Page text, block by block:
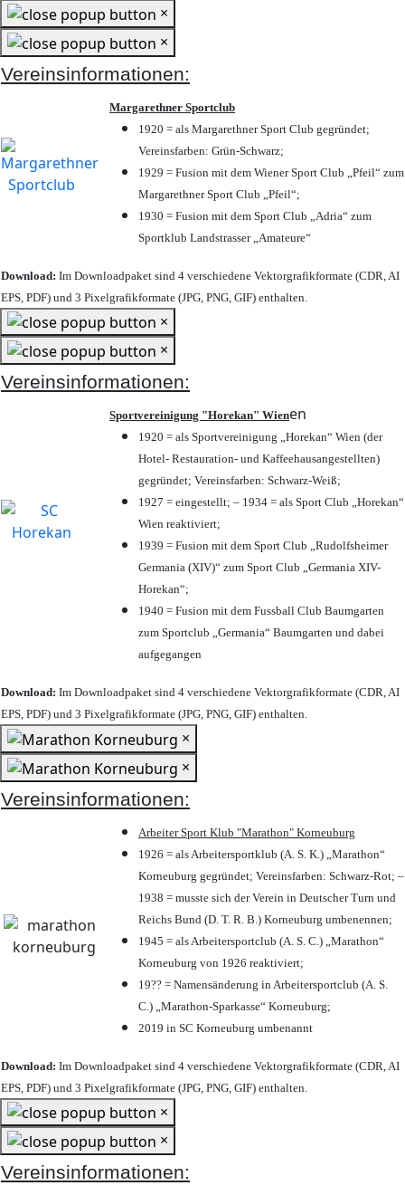
×
×
Vereinsinformationen:
Margarethner Sportclub
1920 = als Margarethner Sport Club gegründet;
Vereinsfarben: Grün-Schwarz;
1929 = Fusion mit dem Wiener Sport Club „Pfeil“ zum
Margarethner Sport Club „Pfeil“;
1930 = Fusion mit dem Sport Club „Adria“ zum
Sportklub Landstrasser „Amateure“
Download: Im Downloadpaket sind 4 verschiedene Vektorgrafikformate (CDR, AI
EPS, PDF) und 3 Pixelgrafikformate (JPG, PNG, GIF) enthalten.
×
×
Vereinsinformationen:
Sportvereinigung "Horekan" Wienen
1920 = als Sportvereinigung „Horekan“ Wien (der
Hotel- Restauration- und Kaffeehausangestellten)
gegründet; Vereinsfarben: Schwarz-Weiß;
1927 = eingestellt; – 1934 = als Sport Club „Horekan“
Wien reaktiviert;
1939 = Fusion mit dem Sport Club „Rudolfsheimer
Germania (XIV)“ zum Sport Club „Germania XIV-
Horekan“;
1940 = Fusion mit dem Fussball Club Baumgarten
zum Sportclub „Germania“ Baumgarten und dabei
aufgegangen
Download: Im Downloadpaket sind 4 verschiedene Vektorgrafikformate (CDR, AI
EPS, PDF) und 3 Pixelgrafikformate (JPG, PNG, GIF) enthalten.
×
×
Vereinsinformationen:
Arbeiter Sport Klub "Marathon" Korneuburg
1926 = als Arbeitersportklub (A. S. K.) „Marathon“
Korneuburg gegründet; Vereinsfarben: Schwarz-Rot; –
1938 = musste sich der Verein in Deutscher Turn und
Reichs Bund (D. T. R. B.) Korneuburg umbenennen;
1945 = als Arbeitersportclub (A. S. C.) „Marathon“
Korneuburg von 1926 reaktiviert;
19?? = Namensänderung in Arbeitersportclub (A. S.
C.) „Marathon-Sparkasse“ Korneuburg;
2019 in SC Korneuburg umbenannt
Download: Im Downloadpaket sind 4 verschiedene Vektorgrafikformate (CDR, AI
EPS, PDF) und 3 Pixelgrafikformate (JPG, PNG, GIF) enthalten.
×
×
Vereinsinformationen: